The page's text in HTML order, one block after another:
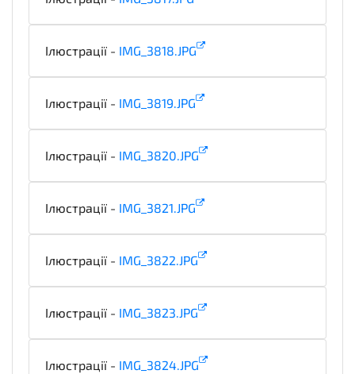
Ілюстрації - IMG_3818.JPG
Ілюстрації - IMG_3819.JPG
Ілюстрації - IMG_3820.JPG
Ілюстрації - IMG_3821.JPG
Ілюстрації - IMG_3822.JPG
Ілюстрації - IMG_3823.JPG
Ілюстрації - IMG_3824.JPG